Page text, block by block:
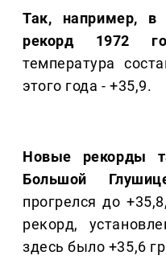
Так, например, в
рекорд 1972
температура
этого года - +35,9.
Новые рекорды
Большой
прогрелся до
рекорд,
здесь было +35,6